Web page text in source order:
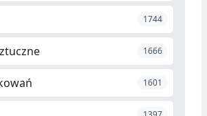
1744
1666
1601